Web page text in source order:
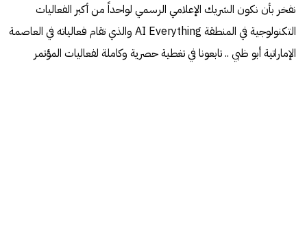
نفخر بأن نكون الشريك الإعلامي الرسمي لواحداً من أكبر الفعاليات
التكنولوجية في المنطقة AI Everything والذي تقام فعالياته في العاصمة
الإماراتية أبو ظبي .. تابعونا في تغطية حصرية وكاملة لفعاليات المؤتمر